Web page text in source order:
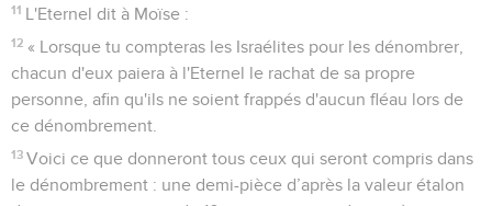
11 L'Eternel dit à Moïse :
12 « Lorsque tu compteras les Israélites pour les dénombrer,
chacun d'eux paiera à l'Eternel le rachat de sa propre
personne, afin qu'ils ne soient frappés d'aucun fléau lors de
ce dénombrement.
13 Voici ce que donneront tous ceux qui seront compris dans
le dénombrement : une demi-pièce d’après la valeur étalon